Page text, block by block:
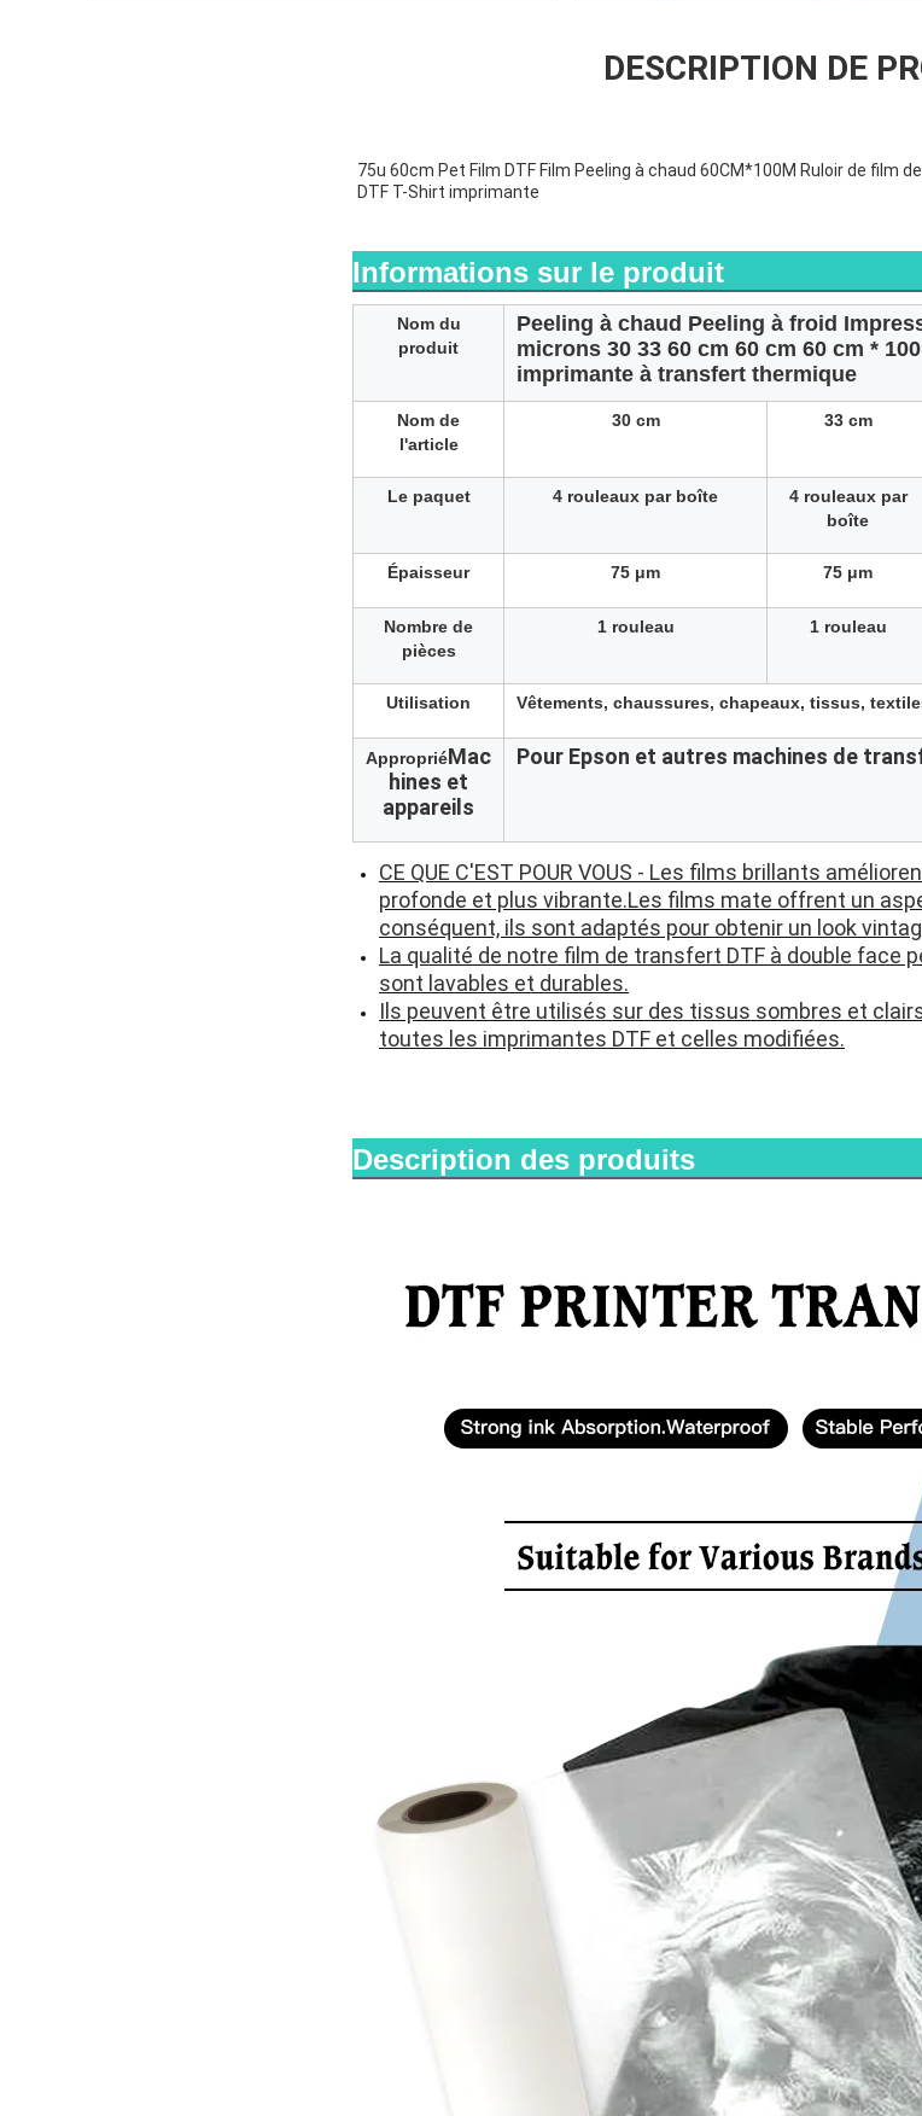
DESCRIPTION DE
75u 60cm Pet Film DTF Film Peeling à chaud 60CM*100M Ruloir de film
DTF T-Shirt imprimante
Informations sur le produit
Nom du
produit
Peeling à chaud Peeling à froid
microns 30 33 60 cm 60 cm 60 cm *
imprimante à transfert thermique
Nom de
l'article
30 cm 33 cm
Le paquet 4 rouleaux par boîte
4 rouleaux par
boîte
Épaisseur 75 μm 75 μm
Nombre de
pièces
1 rouleau 1 rouleau
Utilisation Vêtements, chaussures, chapeaux, tissus,
AppropriéMac
hines et
appareils
Pour Epson et autres machines de
CE QUE C'EST POUR VOUS - Les films brillants
profonde et plus vibrante.Les films mate offrent un
conséquent, ils sont adaptés pour obtenir un look
La qualité de notre film de transfert DTF à double face
sont lavables et durables.
Ils peuvent être utilisés sur des tissus sombres et
toutes les imprimantes DTF et celles modifiées.
Description des produits